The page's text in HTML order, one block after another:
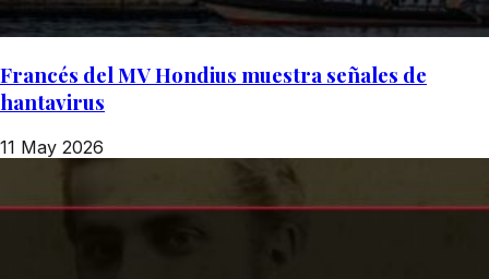
Francés del MV Hondius muestra señales de
hantavirus
11 May 2026